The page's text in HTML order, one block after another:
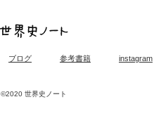
ブログ 参考書籍 instagram
©2020 世界史ノート